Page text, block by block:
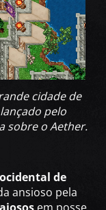
cidade de
pelo
sobre o Aether.
de
ansioso pela